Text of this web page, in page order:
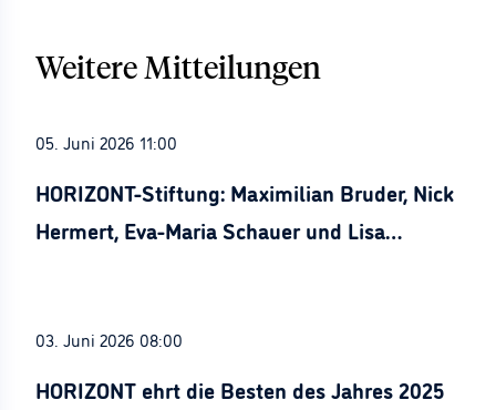
Weitere Mitteilungen
05. Juni 2026 11:00
HORIZONT-Stiftung: Maximilian Bruder, Nick
Hermert, Eva-Maria Schauer und Lisa
03. Juni 2026 08:00
HORIZONT ehrt die Besten des Jahres 2025